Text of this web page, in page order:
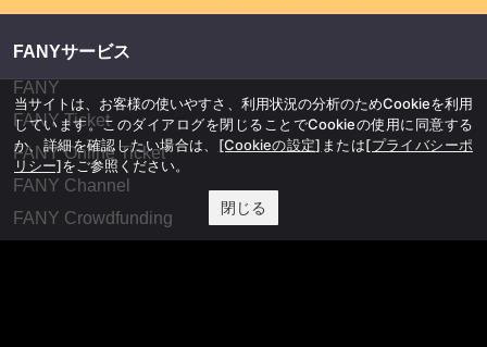
FANYサービス
FANY
FANY Ticket
FANY Online Ticket
FANY Channel
FANY Crowdfunding
当サイトは、お客様の使いやすさ、利用状況の分析のためCookieを利用
しています。このダイアログを閉じることでCookieの使用に同意する
か、詳細を確認したい場合は、 [Cookieの設定] または[プライバシーポ
リシー]をご参照ください。
閉じる